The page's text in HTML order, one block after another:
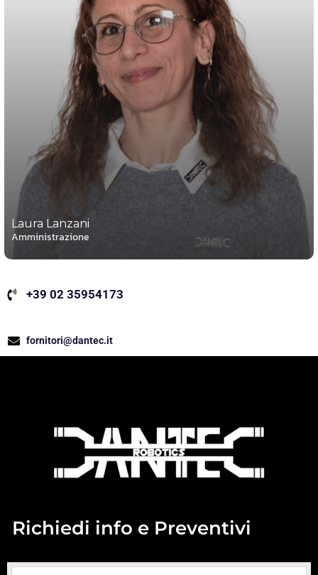
Laura Lanzani
Amministrazione
+39 02 35954173
fornitori@dantec.it
Richiedi info e Preventivi